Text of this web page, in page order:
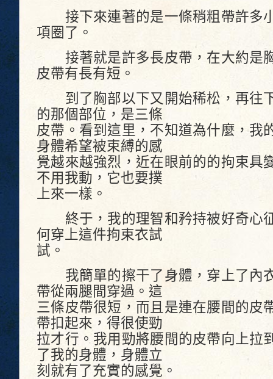
接下來連著的是一條稍粗帶許多
項圈了。
接著就是許多長皮帶，在大約是
皮帶有長有短。
到了胸部以下又開始稀松，再往
的那個部位，是三條
皮帶。看到這里，不知道為什麼，我
身體希望被束縛的感
覺越來越強烈，近在眼前的的拘束具
不用我動，它也要撲
上來一樣。
終于，我的理智和矜持被好奇心
何穿上這件拘束衣試
試。
我簡單的擦干了身體，穿上了內
帶從兩腿間穿過。這
三條皮帶很短，而且是連在腰間的皮
帶扣起來，得很使勁
拉才行。我用勁將腰間的皮帶向上拉
了我的身體，身體立
刻就有了充實的感覺。